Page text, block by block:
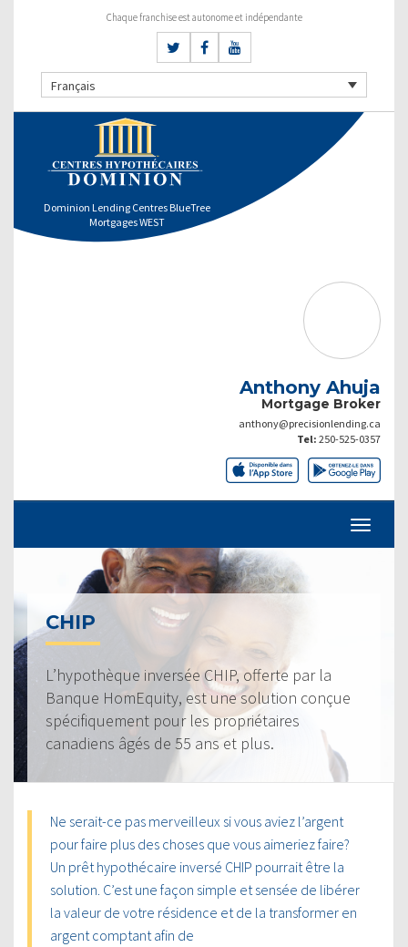
Chaque franchise est autonome et indépendante
Français
Dominion Lending Centres BlueTree
Mortgages WEST
Anthony Ahuja
Mortgage Broker
anthony@precisionlending.ca
Tel: 250-525-0357
CHIP
L’hypothèque inversée CHIP, offerte par la
Banque HomEquity, est une solution conçue
spécifiquement pour les propriétaires
canadiens âgés de 55 ans et plus.
Ne serait-ce pas merveilleux si vous aviez l’argent
pour faire plus des choses que vous aimeriez faire?
Un prêt hypothécaire inversé CHIP pourrait être la
solution. C’est une façon simple et sensée de libérer
la valeur de votre résidence et de la transformer en
argent comptant afin de